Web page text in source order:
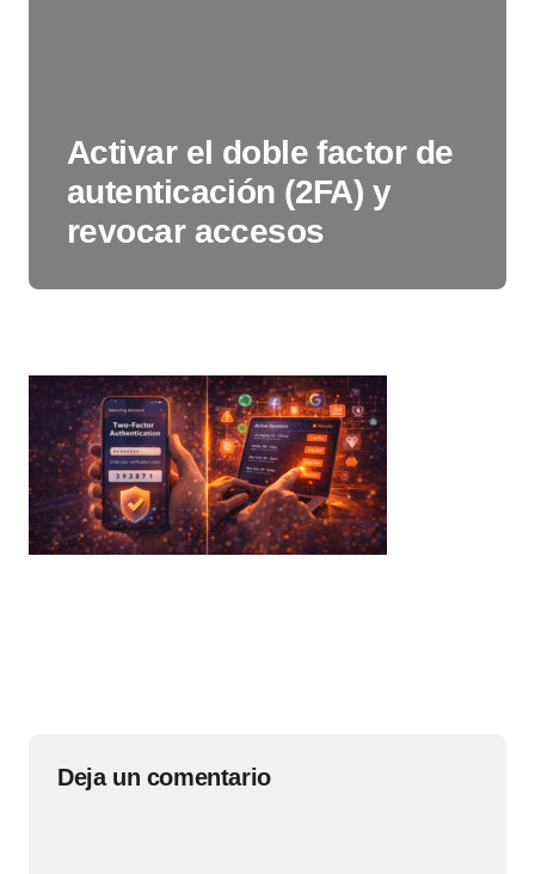
Activar el doble factor de
autenticación (2FA) y
revocar accesos
Deja un comentario